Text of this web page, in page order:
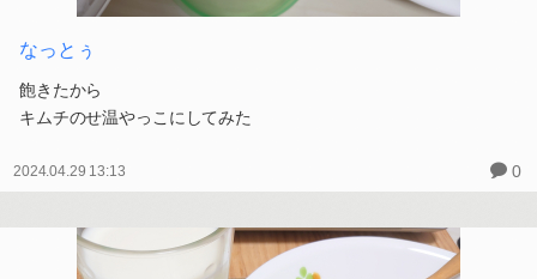
なっとぅ
飽きたから
キムチのせ温やっこにしてみた
2024.04.29 13:13 0